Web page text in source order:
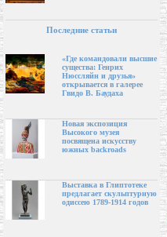
Последние статьи
«Где командовали высшие
существа: Генрих
Нюссляйн и друзья»
открывается в галерее
Гвидо В. Баудаха
Новая экспозиция
Высокого музея
посвящена искусству
южных backroads
Выставка в Глиптотеке
предлагает скульптурную
одиссею 1789-1914 годов